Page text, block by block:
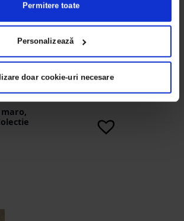
Permitere toate
Personalizează
doar cookie-uri necesare